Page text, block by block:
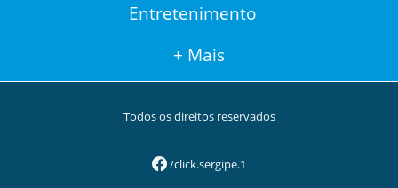
Entretenimento
+ Mais
Todos os direitos reservados
/click.sergipe.1